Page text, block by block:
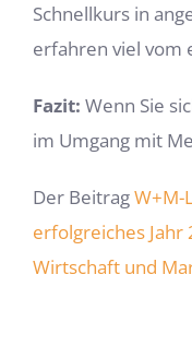
Schnellkurs in
erfahren viel vom
Fazit: Wenn Sie
im Umgang mit
Der BeitragW+M-
erfolgreiches Jahr
Wirtschaft und